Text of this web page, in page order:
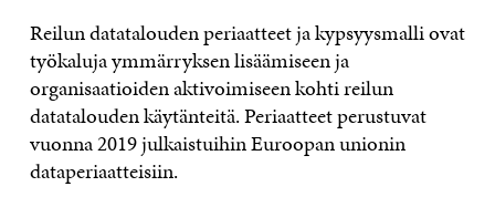
Reilun datatalouden periaatteet ja kypsyysmalli ovat
työkaluja ymmärryksen lisäämiseen ja
organisaatioiden aktivoimiseen kohti reilun
datatalouden käytänteitä. Periaatteet perustuvat
vuonna 2019 julkaistuihin Euroopan unionin
dataperiaatteisiin.